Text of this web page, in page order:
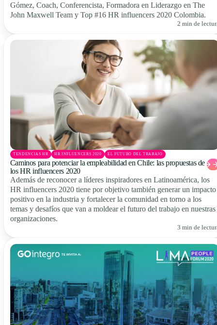
Gómez, Coach, Conferencista, Formadora en Liderazgo en The
John Maxwell Team y Top #16 HR influencers 2020 Colombia.
2 min de
TENDENCIAS HR HR INFLUENCERS 2020 EL FUTURO DEL TRABAJO
Caminos para potenciar la empleabilidad en Chile: las propuestas de
los HR influencers 2020
Además de reconocer a líderes inspiradores en Latinoamérica, los
HR influencers 2020 tiene por objetivo también generar un impacto
positivo en la industria y fortalecer la comunidad en torno a los
temas y desafíos que van a moldear el futuro del trabajo en nuestras
organizaciones.
3 min de